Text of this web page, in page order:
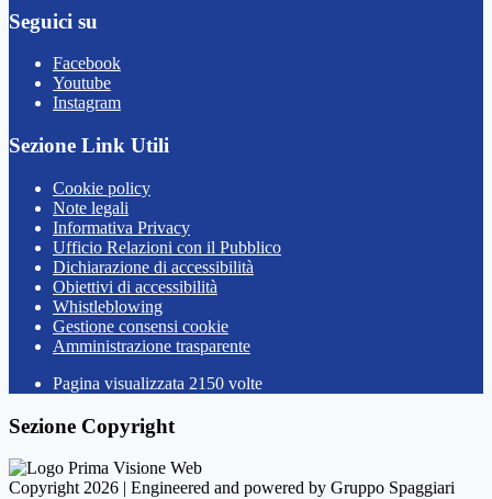
Seguici su
Facebook
Youtube
Instagram
Sezione Link Utili
Cookie policy
Note legali
Informativa Privacy
Ufficio Relazioni con il Pubblico
Dichiarazione di accessibilità
Obiettivi di accessibilità
Whistleblowing
Gestione consensi cookie
Amministrazione trasparente
Pagina visualizzata 2150 volte
Sezione Copyright
Copyright 2026 | Engineered and powered by Gruppo Spaggiari